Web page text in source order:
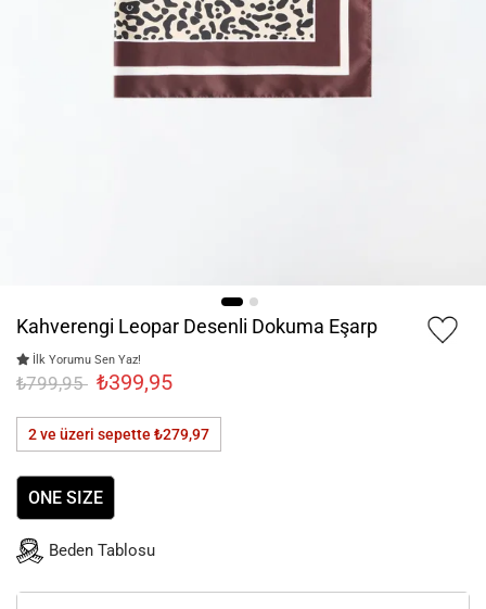
Kahverengi Leopar Desenli Dokuma Eşarp
İlk Yorumu Sen Yaz!
₺799,95 ₺399,95
2 ve üzeri sepette ₺279,97
ONE SIZE
Beden Tablosu